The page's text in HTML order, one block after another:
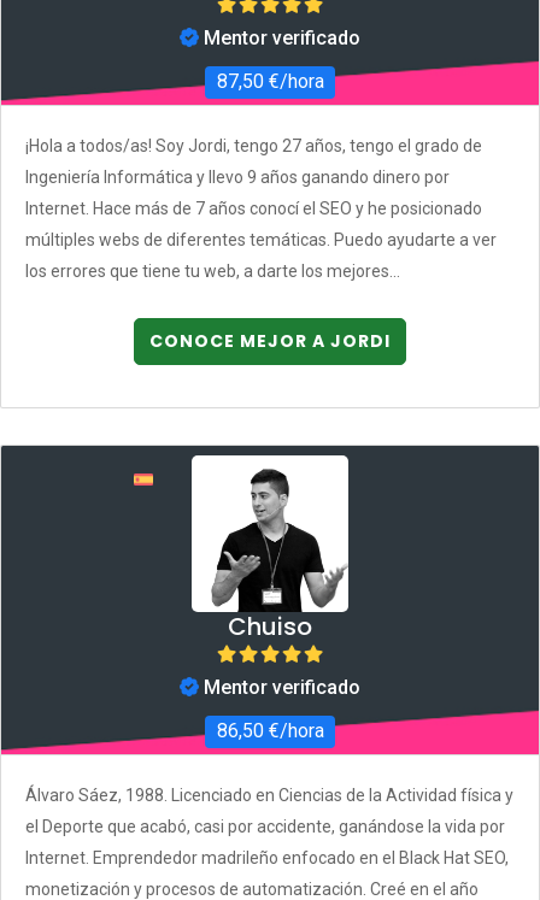
Mentor verificado
87,50 €/hora
¡Hola a todos/as! Soy Jordi, tengo 27 años, tengo el grado de
Ingeniería Informática y llevo 9 años ganando dinero por
Internet. Hace más de 7 años conocí el SEO y he posicionado
múltiples webs de diferentes temáticas. Puedo ayudarte a ver
los errores que tiene tu web, a darte los mejores...
CONOCE MEJOR A JORDI
Chuiso
Mentor verificado
86,50 €/hora
Álvaro Sáez, 1988. Licenciado en Ciencias de la Actividad física y
el Deporte que acabó, casi por accidente, ganándose la vida por
Internet. Emprendedor madrileño enfocado en el Black Hat SEO,
monetización y procesos de automatización. Creé en el año